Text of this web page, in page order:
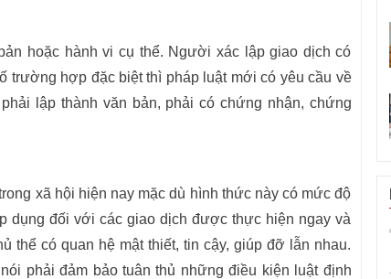
hoặc hành vi cụ thể. Người xác lập giao dịch có
trường hợp đặc biệt thì pháp luật mới có yêu cầu về
lập thành văn bản, phải có chứng nhận, chứng
xã hội hiện nay mặc dù hình thức này có mức độ
đối với các giao dịch được thực hiện ngay và
thể có quan hệ mật thiết, tin cậy, giúp đỡ lẫn nhau.
phải đảm bảo tuân thủ những điều kiện luật định